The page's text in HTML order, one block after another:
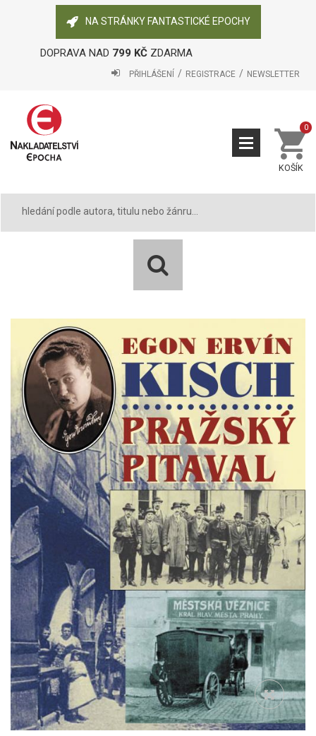
NA STRÁNKY FANTASTICKÉ EPOCHY
DOPRAVA NAD 799 KČZDARMA
PŘIHLÁŠENÍ REGISTRACE NEWSLETTER
KOŠÍK
0